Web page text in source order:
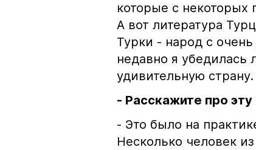
которые с
А вот литература
Турки - народ с
недавно я убедилась
удивительную страну.
- Расскажите про
- Это было на
Несколько человек